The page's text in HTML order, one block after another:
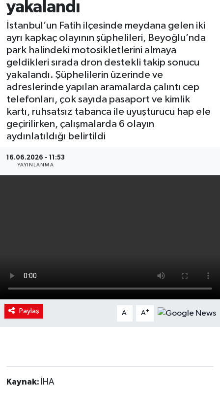
yakalandı
İstanbul’un Fatih ilçesinde meydana gelen iki
ayrı kapkaç olayının şüphelileri, Beyoğlu’nda
park halindeki motosikletlerini almaya
geldikleri sırada dron destekli takip sonucu
yakalandı. Şüphelilerin üzerinde ve
adreslerinde yapılan aramalarda çalıntı cep
telefonları, çok sayıda pasaport ve kimlik
kartı, ruhsatsız tabanca ile uyuşturucu hap ele
geçirilirken, çalışmalarda 6 olayın
aydınlatıldığı belirtildi
16.06.2026 - 11:53
YAYINLANMA
Paylaş A- A+
Kaynak: İHA